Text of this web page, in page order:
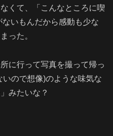
くて、「こんなところに喫
いもんだから感動も少な
った。
に行って写真を撮って帰っ
ので想像)のような味気な
みたいな？